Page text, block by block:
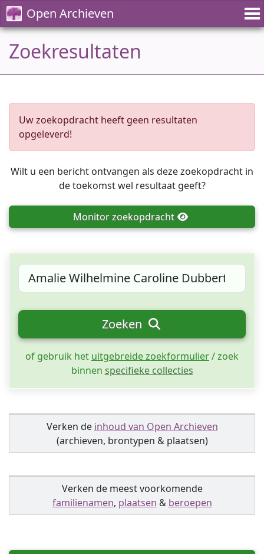
Open Archieven
Zoekresultaten
Uw zoekopdracht heeft geen resultaten
opgeleverd!
Wilt u een bericht ontvangen als deze zoekopdracht in
de toekomst wel resultaat geeft?
Monitorzoekopdracht
Zoeken
of gebruik het uitgebreide zoekformulier/ zoek
binnen specifieke collecties
Verken de inhoud van Open Archieven
(archieven, brontypen & plaatsen)
Verken de meest voorkomende
familienamen, plaatsen & beroepen